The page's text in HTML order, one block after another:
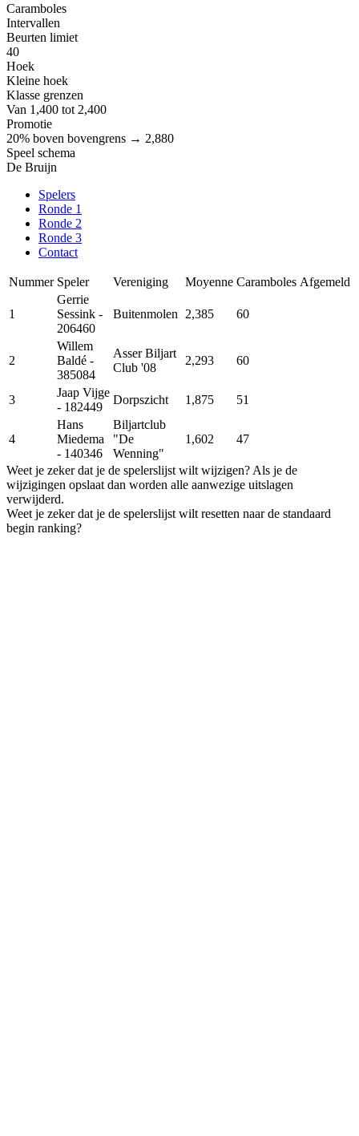
Caramboles
Intervallen
Beurten limiet
40
Hoek
Kleine hoek
Klasse grenzen
Van 1,400 tot 2,400
Promotie
20% boven bovengrens → 2,880
Speel schema
De Bruijn
Spelers
Ronde 1
Ronde 2
Ronde 3
Contact
Nummer Speler Vereniging Moyenne Caramboles Afgemeld
1
Gerrie
Sessink -
206460
Buitenmolen 2,385 60
2
Willem
Baldé -
385084
Asser Biljart
Club '08
2,293 60
3
Jaap Vijge
- 182449
Dorpszicht 1,875 51
4
Hans
Miedema
- 140346
Biljartclub
"De
Wenning"
1,602 47
Weet je zeker dat je de spelerslijst wilt wijzigen? Als je de
wijzigingen opslaat dan worden alle aanwezige uitslagen
verwijderd.
Weet je zeker dat je de spelerslijst wilt resetten naar de standaard
begin ranking?